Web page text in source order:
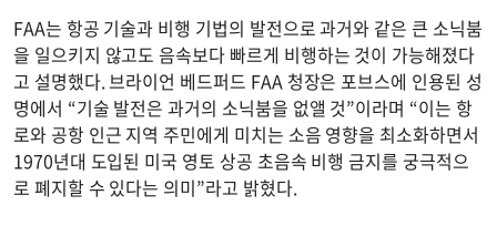
FAA는 항공 기술과 비행 기법의 발전으로 과거와 같은 큰 소닉붐
을 일으키지 않고도 음속보다 빠르게 비행하는 것이 가능해졌다
고 설명했다. 브라이언 베드퍼드 FAA 청장은 포브스에 인용된 성
명에서 “기술 발전은 과거의 소닉붐을 없앨 것”이라며 “이는 항
로와 공항 인근 지역 주민에게 미치는 소음 영향을 최소화하면서
1970년대 도입된 미국 영토 상공 초음속 비행 금지를 궁극적으
로 폐지할 수 있다는 의미”라고 밝혔다.